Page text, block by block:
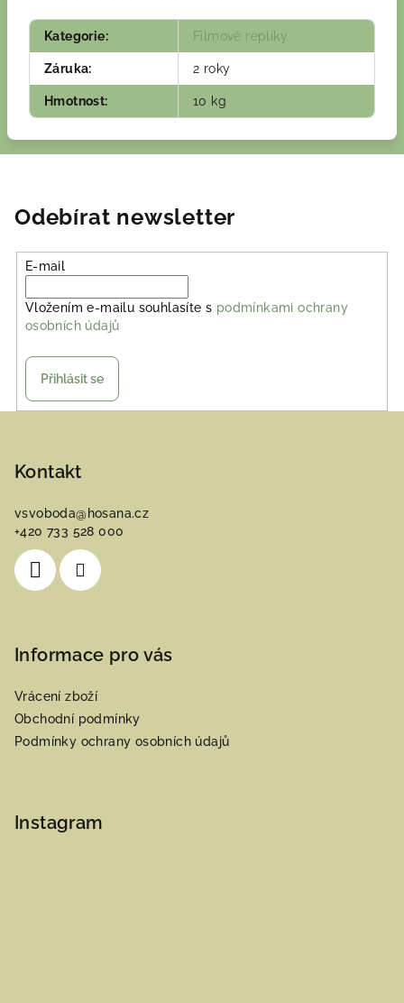
Kategorie: Filmové repliky
Záruka: 2 roky
Hmotnost: 10 kg
Odebírat newsletter
E-mail
Vložením e-mailu souhlasíte s podmínkami ochrany
osobních údajů
Přihlásit se
Kontakt
vsvoboda@ hosana.cz
+420 733 528 000
Informace pro vás
Vrácení zboží
Obchodní podmínky
Podmínky ochrany osobních údajů
Instagram